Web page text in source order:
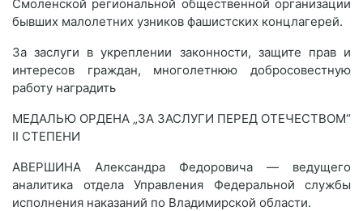
Смоленской региональной общественной организации
бывших малолетних узников фашистских концлагерей.
За заслуги в укреплении законности, защите прав и
интересов граждан, многолетнюю добросовестную
работу наградить
МЕДАЛЬЮ ОРДЕНА „ЗА ЗАСЛУГИ ПЕРЕД ОТЕЧЕСТВОМ“
II СТЕПЕНИ
АВЕРШИНА Александра Федоровича — ведущего
аналитика отдела Управления Федеральной службы
исполнения наказаний по Владимирской области.